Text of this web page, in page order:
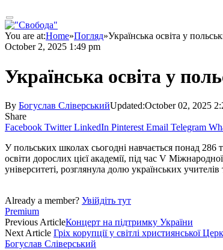
You are at:Home»Погляд»Українська освіта у
October 2, 2025 1:49 pm
Українська освіта у
By Богуслав СліверськийUpdated:October 02, 2025
Share
Facebook Twitter LinkedIn Pinterest Email Telegram
У польських школах сьогодні навчається понад 286
освіти дорослих цієї академії, під час V
університеті, розглянула долю українських учителів
Already a member? Увійдіть тут
Premium
Previous ArticleКонцерт на підтримку України
Next Article Гріх корупції у світлі християнської
Богуслав Сліверський